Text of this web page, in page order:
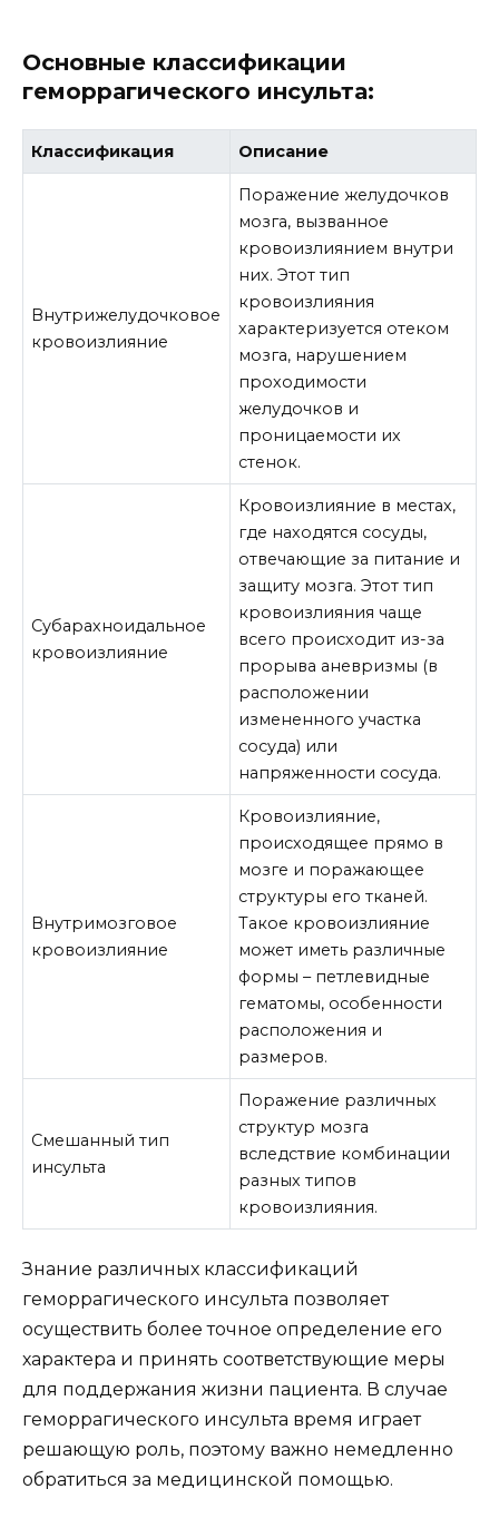
Основные классификации
геморрагического инсульта:
Классификация Описание
Внутрижелудочковое
кровоизлияние
Поражение желудочков
мозга, вызванное
кровоизлиянием внутри
них. Этот тип
кровоизлияния
характеризуется отеком
мозга, нарушением
проходимости
желудочков и
проницаемости их
стенок.
Субарахноидальное
кровоизлияние
Кровоизлияние в местах,
где находятся сосуды,
отвечающие за питание и
защиту мозга. Этот тип
кровоизлияния чаще
всего происходит из-за
прорыва аневризмы (в
расположении
измененного участка
сосуда) или
напряженности сосуда.
Внутримозговое
кровоизлияние
Кровоизлияние,
происходящее прямо в
мозге и поражающее
структуры его тканей.
Такое кровоизлияние
может иметь различные
формы – петлевидные
гематомы, особенности
расположения и
размеров.
Смешанный тип
инсульта
Поражение различных
структур мозга
вследствие комбинации
разных типов
кровоизлияния.
Знание различных классификаций
геморрагического инсульта позволяет
осуществить более точное определение его
характера и принять соответствующие меры
для поддержания жизни пациента. В случае
геморрагического инсульта время играет
решающую роль, поэтому важно немедленно
обратиться за медицинской помощью.